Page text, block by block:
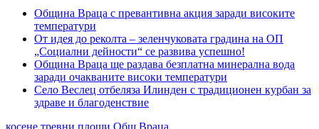
Община Враца с превантивна акция заради високите
температури
От идея до реколта – зеленчуковата градина на ОП
„Социални дейности“ се развива успешно!
Община Враца ще раздава безплатна минерална вода
заради очакваните високи температури
Село Веслец отбеляза Илинден с традиционен курбан за
здраве и благоденствие